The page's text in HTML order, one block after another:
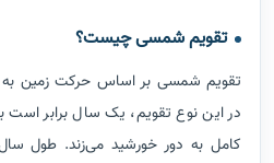
تقویم شمسی چیست؟
تقویم شمسی بر اساس حرکت زمین
در این نوع تقویم، یک سال برابر